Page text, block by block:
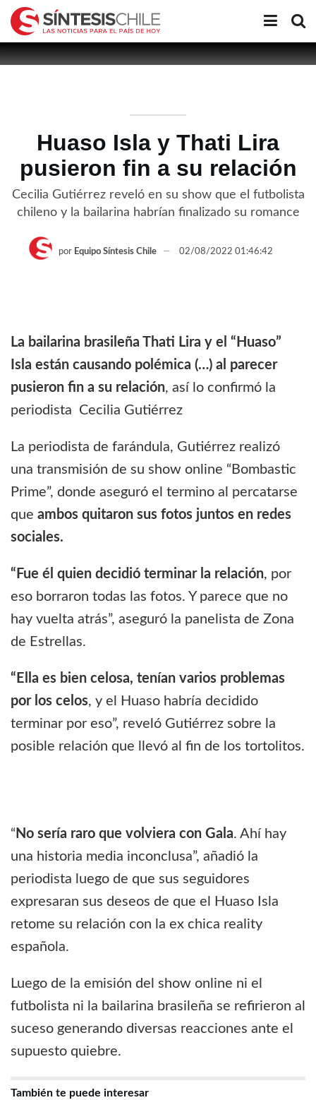
Huaso Isla y Thati Lira
pusieron fin a su relación
Cecilia Gutiérrez reveló en su show que el futbolista
chileno y la bailarina habrían finalizado su romance
por Equipo Síntesis Chile 02/08/2022 01:46:42
La bailarina brasileña Thati Lira y el “Huaso”
Isla están causando polémica (…) al parecer
pusieron fin a su relación, así lo confirmó la
periodista Cecilia Gutiérrez
La periodista de farándula, Gutiérrez realizó
una transmisión de su show online “Bombastic
Prime”, donde aseguró el termino al percatarse
que ambos quitaron sus fotos juntos en redes
sociales.
“Fue él quien decidió terminar la relación, por
eso borraron todas las fotos. Y parece que no
hay vuelta atrás”, aseguró la panelista de Zona
de Estrellas.
“Ella es bien celosa, tenían varios problemas
por los celos, y el Huaso habría decidido
terminar por eso”, reveló Gutiérrez sobre la
posible relación que llevó al fin de los tortolitos.
“ No sería raro que volviera con Gala. Ahí hay
una historia media inconclusa”, añadió la
periodista luego de que sus seguidores
expresaran sus deseos de que el Huaso Isla
retome su relación con la ex chica reality
española.
Luego de la emisión del show online ni el
futbolista ni la bailarina brasileña se refirieron al
suceso generando diversas reacciones ante el
supuesto quiebre.
También te puede interesar